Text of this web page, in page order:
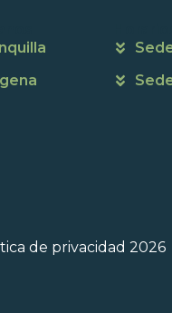
de privacidad 2026